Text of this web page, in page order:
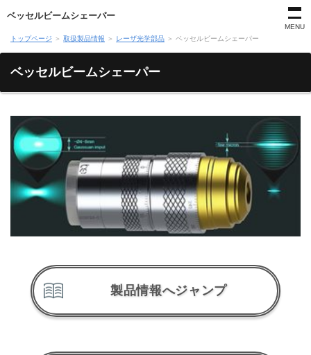
ベッセルビームシェーパー
MENU
トップページ ＞ 取扱製品情報 ＞ レーザ光学部品 ＞ ベッセルビームシェーパー
ベッセルビームシェーパー
製品情報へジャンプ